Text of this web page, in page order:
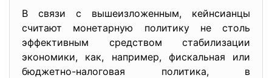
В связи с вышеизложенным, кейнсианцы
считают монетарную политику не столь
эффективным средством стабилизации
экономики, как, например, фискальная или
бюджетно-налоговая политика, в